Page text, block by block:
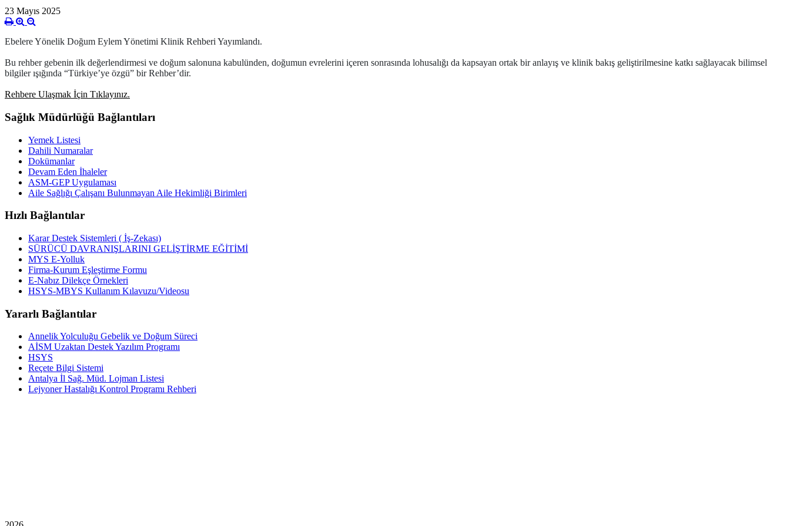
23 Mayıs 2025
Ebelere Yönelik Doğum Eylem Yönetimi Klinik Rehberi Yayımlandı.
Bu rehber gebenin ilk değerlendirmesi ve doğum salonuna kabulünden, doğumun evrelerini içeren sonrasında lohusalığı da kapsayan ortak bir anlayış ve klinik bakış geliştirilmesine katkı sağlayacak bilimsel
bilgiler ışığında “Türkiye’ye özgü” bir Rehber’dir.
Rehbere Ulaşmak İçin Tıklayınız.
Sağlık Müdürlüğü Bağlantıları
Yemek Listesi
Dahili Numaralar
Dokümanlar
Devam Eden İhaleler
ASM-GEP Uygulaması
Aile Sağlığı Çalışanı Bulunmayan Aile Hekimliği Birimleri
Hızlı Bağlantılar
Karar Destek Sistemleri ( İş-Zekası)
SÜRÜCÜ DAVRANIŞLARINI GELİŞTİRME EĞİTİMİ
MYS E-Yolluk
Firma-Kurum Eşleştirme Formu
E-Nabız Dilekçe Örnekleri
HSYS-MBYS Kullanım Kılavuzu/Videosu
Yararlı Bağlantılar
Annelik Yolculuğu Gebelik ve Doğum Süreci
AİSM Uzaktan Destek Yazılım Programı
HSYS
Reçete Bilgi Sistemi
Antalya İl Sağ. Müd. Lojman Listesi
Lejyoner Hastalığı Kontrol Programı Rehberi